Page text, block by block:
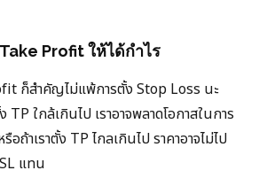
Profit ให้ได้กำไร
ก็สำคัญไม่แพ้การตั้ง Stop Loss นะ
TP ใกล้เกินไป เราอาจพลาดโอกาสในการ
อถ้าเราตั้ง TP ไกลเกินไป ราคาอาจไม่ไป
แทน